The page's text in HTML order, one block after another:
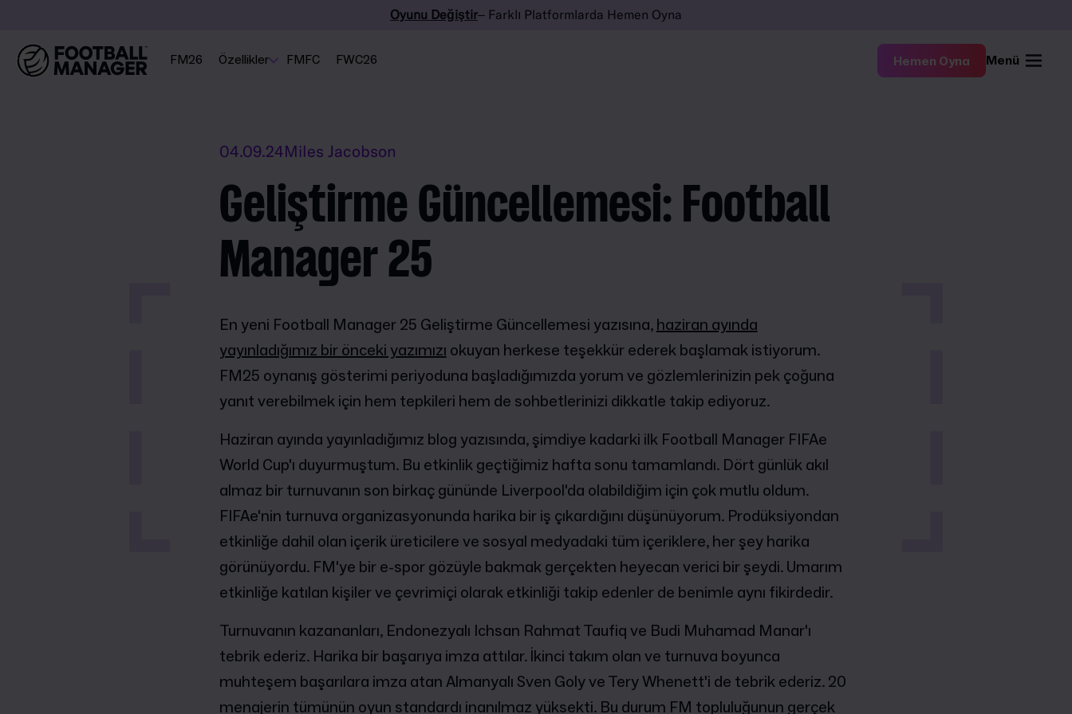
Oyunu Değiştir– Farklı Platformlarda Hemen Oyna
FM26 Özellikler FMFC FWC26 Hemen Oyna Menü
04.09.24Miles Jacobson
Geliştirme Güncellemesi: Football
Manager 25
En yeni Football Manager 25 Geliştirme Güncellemesi yazısına,haziran ayında
yayınladığımız bir önceki yazımızı okuyan herkese teşekkür ederek başlamak istiyorum.
FM25 oynanış gösterimi periyoduna başladığımızda yorum ve gözlemlerinizin pek çoğuna
yanıt verebilmek için hem tepkileri hem de sohbetlerinizi dikkatle takip ediyoruz.
Haziran ayında yayınladığımız blog yazısında, şimdiye kadarki ilk Football Manager FIFAe
World Cup'ı duyurmuştum. Bu etkinlik geçtiğimiz hafta sonu tamamlandı. Dört günlük akıl
almaz bir turnuvanın son birkaç gününde Liverpool'da olabildiğim için çok mutlu oldum.
FIFAe'nin turnuva organizasyonunda harika bir iş çıkardığını düşünüyorum. Prodüksiyondan
etkinliğe dahil olan içerik üreticilere ve sosyal medyadaki tüm içeriklere, her şey harika
görünüyordu. FM'ye bir e-spor gözüyle bakmak gerçekten heyecan verici bir şeydi. Umarım
etkinliğe katılan kişiler ve çevrimiçi olarak etkinliği takip edenler de benimle aynı fikirdedir.
Turnuvanın kazananları, Endonezyalı Ichsan Rahmat Taufiq ve Budi Muhamad Manar'ı
tebrik ederiz. Harika bir başarıya imza attılar. İkinci takım olan ve turnuva boyunca
muhteşem başarılara imza atan Almanyalı Sven Goly ve Tery Whenett'i de tebrik ederiz. 20
menajerin tümünün oyun standardı inanılmaz yüksekti. Bu durum FM topluluğunun gerçek